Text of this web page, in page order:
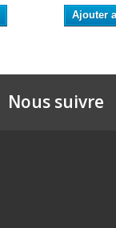
Ajouter
Nous suivre